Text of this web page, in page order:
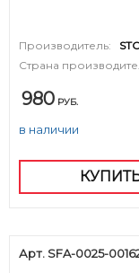
Производитель:
Страна
980 РУБ.
в наличии
Арт. SFA-0025-